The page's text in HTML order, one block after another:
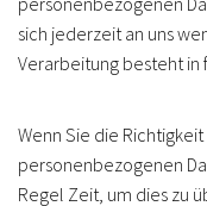
sich jederzeit an uns
Verarbeitung besteht in
Wenn Sie die
personenbezogenen
Regel Zeit, um dies zu